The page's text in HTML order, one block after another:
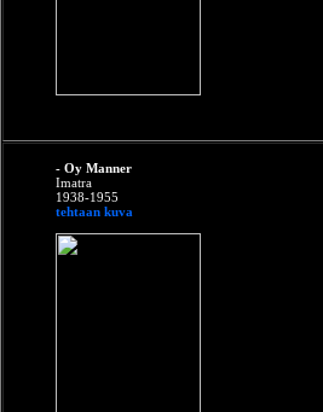
- Oy Manner
Imatra
1938-1955
tehtaan kuva